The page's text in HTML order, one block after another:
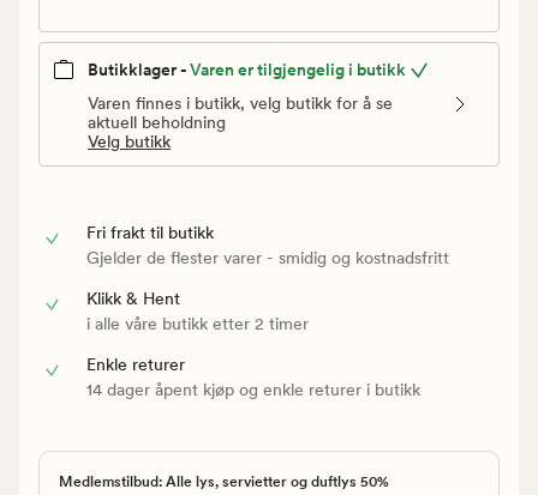
Butikklager -Varen er tilgjengelig i butikk
Varen finnes i butikk, velg butikk for å se
aktuell beholdning
Velg butikk
Fri frakt til butikk
Gjelder de flester varer - smidig og kostnadsfritt
Klikk & Hent
i alle våre butikk etter 2 timer
Enkle returer
14 dager åpent kjøp og enkle returer i butikk
Medlemstilbud: Alle lys, servietter og duftlys 50%